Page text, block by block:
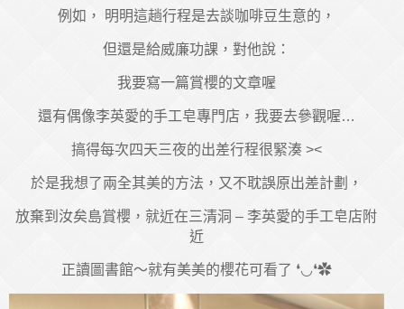
例如， 明明這趟行程是去談咖啡豆生意的，
但還是給威廉功課，對他說：
我要寫一篇賞櫻的文章喔
還有偶像李英愛的手工皂專門店，我要去參觀喔…
搞得每次四天三夜的出差行程很緊湊 ><
於是我想了兩全其美的方法，又不耽誤原出差計劃，
放棄到汝矣島賞櫻，就近在三清洞 – 李英愛的手工皂店附
近
正讀圖書館～就有美美的櫻花可看了 ❛◡❛✿